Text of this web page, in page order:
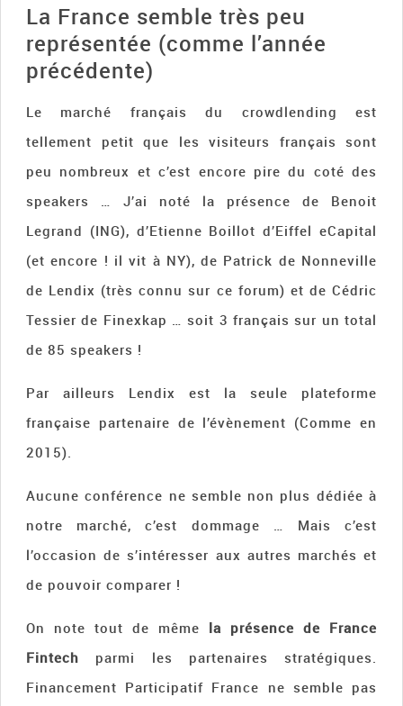
La France semble très peu
représentée (comme l’année
précédente)
Le marché français du crowdlending est
tellement petit que les visiteurs français sont
peu nombreux et c’est encore pire du coté des
speakers … J’ai noté la présence de Benoit
Legrand (ING), d’Etienne Boillot d’Eiffel eCapital
(et encore ! il vit à NY), de Patrick de Nonneville
de Lendix (très connu sur ce forum) et de Cédric
Tessier de Finexkap … soit 3 français sur un total
de 85 speakers !
Par ailleurs Lendix est la seule plateforme
française partenaire de l’évènement (Comme en
2015).
Aucune conférence ne semble non plus dédiée à
notre marché, c’est dommage … Mais c’est
l’occasion de s’intéresser aux autres marchés et
de pouvoir comparer !
On note tout de même la présence de France
Fintech parmi les partenaires stratégiques.
Financement Participatif France ne semble pas